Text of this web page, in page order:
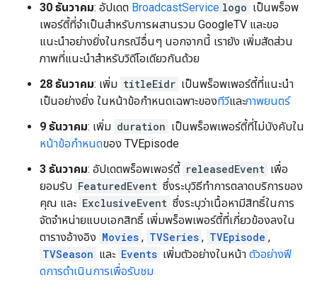
30 ธันวาคม: อัปเดต BroadcastService logo เป็นพร็อพ
เพอร์ตี้ที่จำเป็นสำหรับการผสานรวม GoogleTV และขอ
แนะนำอย่างยิ่งในกรณีอื่นๆ นอกจากนี้ เรายัง เพิ่มสัดส่วน
ภาพที่แนะนำสำหรับวิดีโอเดียวกันด้วย
28 ธันวาคม: เพิ่ม titleEidr เป็นพร็อพเพอร์ตี้ที่แนะนำ
เป็นอย่างยิ่ง ในหน้าข้อกำหนดเฉพาะของทีวีและภาพยนตร์
9 ธันวาคม: เพิ่ม duration เป็นพร็อพเพอร์ตี้ที่ไม่บังคับใน
หน้าข้อกำหนดของ TVEpisode
3 ธันวาคม: อัปเดตพร็อพเพอร์ตี้ releasedEvent เพื่อ
ยอมรับ FeaturedEvent ซึ่งระบุวิธีทำการตลาดบริการของ
คุณ และ ExclusiveEvent ซึ่งระบุว่าเนื้อหามีสิทธิ์ในการ
จัดจำหน่ายแบบเอกสิทธิ์ เพิ่มพร็อพเพอร์ตี้ที่เกี่ยวข้องลงใน
ตารางอ้างอิง Movies , TVSeries , TVEpisode ,
TVSeason และ Events เพิ่มตัวอย่างในหน้า ตัวอย่างฟี
ดการดำเนินการเพื่อรับชม